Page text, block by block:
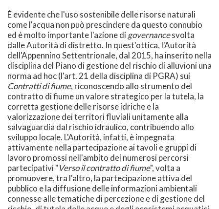
È evidente che l'uso sostenibile delle risorse naturali
come l'acqua non può prescindere da questo connubio
ed è molto importante l'azione digovernancesvolta
dalle Autorità di distretto. In quest'ottica, l'Autorità
dell'Appennino Settentrionale, dal 2015, ha inserito nella
disciplina del Piano di gestione del rischio di alluvioni una
norma ad hoc (l'art. 21 della disciplina di PGRA) sui
Contratti di fiume, riconoscendo allo strumento del
contratto di fiume un valore strategico per la tutela, la
corretta gestione delle risorse idriche e la
valorizzazione dei territori fluviali unitamente alla
salvaguardia dal rischio idraulico, contribuendo allo
sviluppo locale. L'Autorità, infatti, è impegnata
attivamente nella partecipazione ai tavoli e gruppi di
lavoro promossi nell'ambito dei numerosi percorsi
partecipativi "Verso il contratto di fiume", volta a
promuovere, tra l'altro, la partecipazione attiva del
pubblico e la diffusione delle informazioni ambientali
connesse alle tematiche di percezione e di gestione del